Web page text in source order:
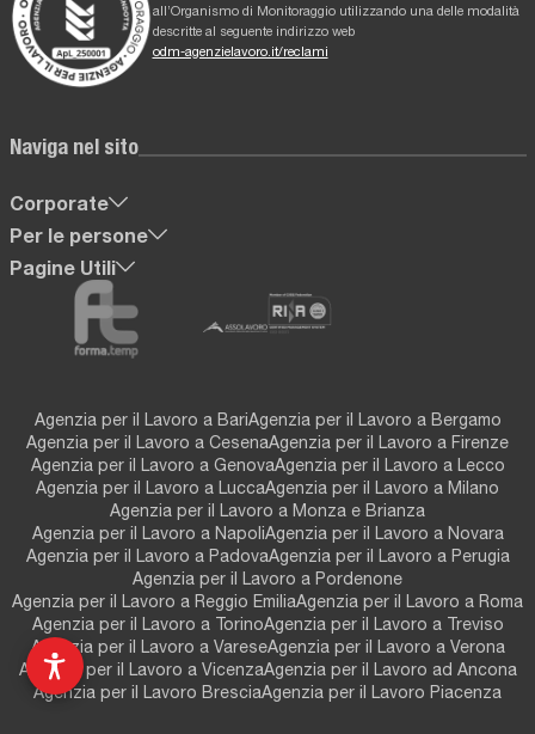
all’Organismo di Monitoraggio utilizzando una delle modalità
descritte al seguente indirizzo web
odm-agenzielavoro.it/reclami
Naviga nel sito
Corporate
Per le persone
Pagine Utili
Agenzia per il Lavoro a BariAgenzia per il Lavoro a Bergamo
Agenzia per il Lavoro a CesenaAgenzia per il Lavoro a Firenze
Agenzia per il Lavoro a GenovaAgenzia per il Lavoro a Lecco
Agenzia per il Lavoro a LuccaAgenzia per il Lavoro a Milano
Agenzia per il Lavoro a Monza e Brianza
Agenzia per il Lavoro a NapoliAgenzia per il Lavoro a Novara
Agenzia per il Lavoro a PadovaAgenzia per il Lavoro a Perugia
Agenzia per il Lavoro a Pordenone
Agenzia per il Lavoro a Reggio EmiliaAgenzia per il Lavoro a Roma
Agenzia per il Lavoro a TorinoAgenzia per il Lavoro a Treviso
Agenzia per il Lavoro a VareseAgenzia per il Lavoro a Verona
Agenzia per il Lavoro a VicenzaAgenzia per il Lavoro ad Ancona
Agenzia per il Lavoro BresciaAgenzia per il Lavoro Piacenza